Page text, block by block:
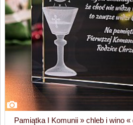
Pamiątka I Komunii » chleb i wino